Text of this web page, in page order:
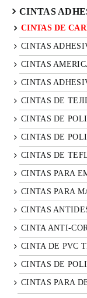
CINTAS
CINTAS DE
CINTAS
CINTAS
CINTAS
CINTAS DE
CINTAS DE
CINTAS DE
CINTAS DE
CINTAS PARA
CINTAS PARA
CINTAS
CINTA ANTI-
CINTA DE PVC
CINTAS DE
CINTAS PARA